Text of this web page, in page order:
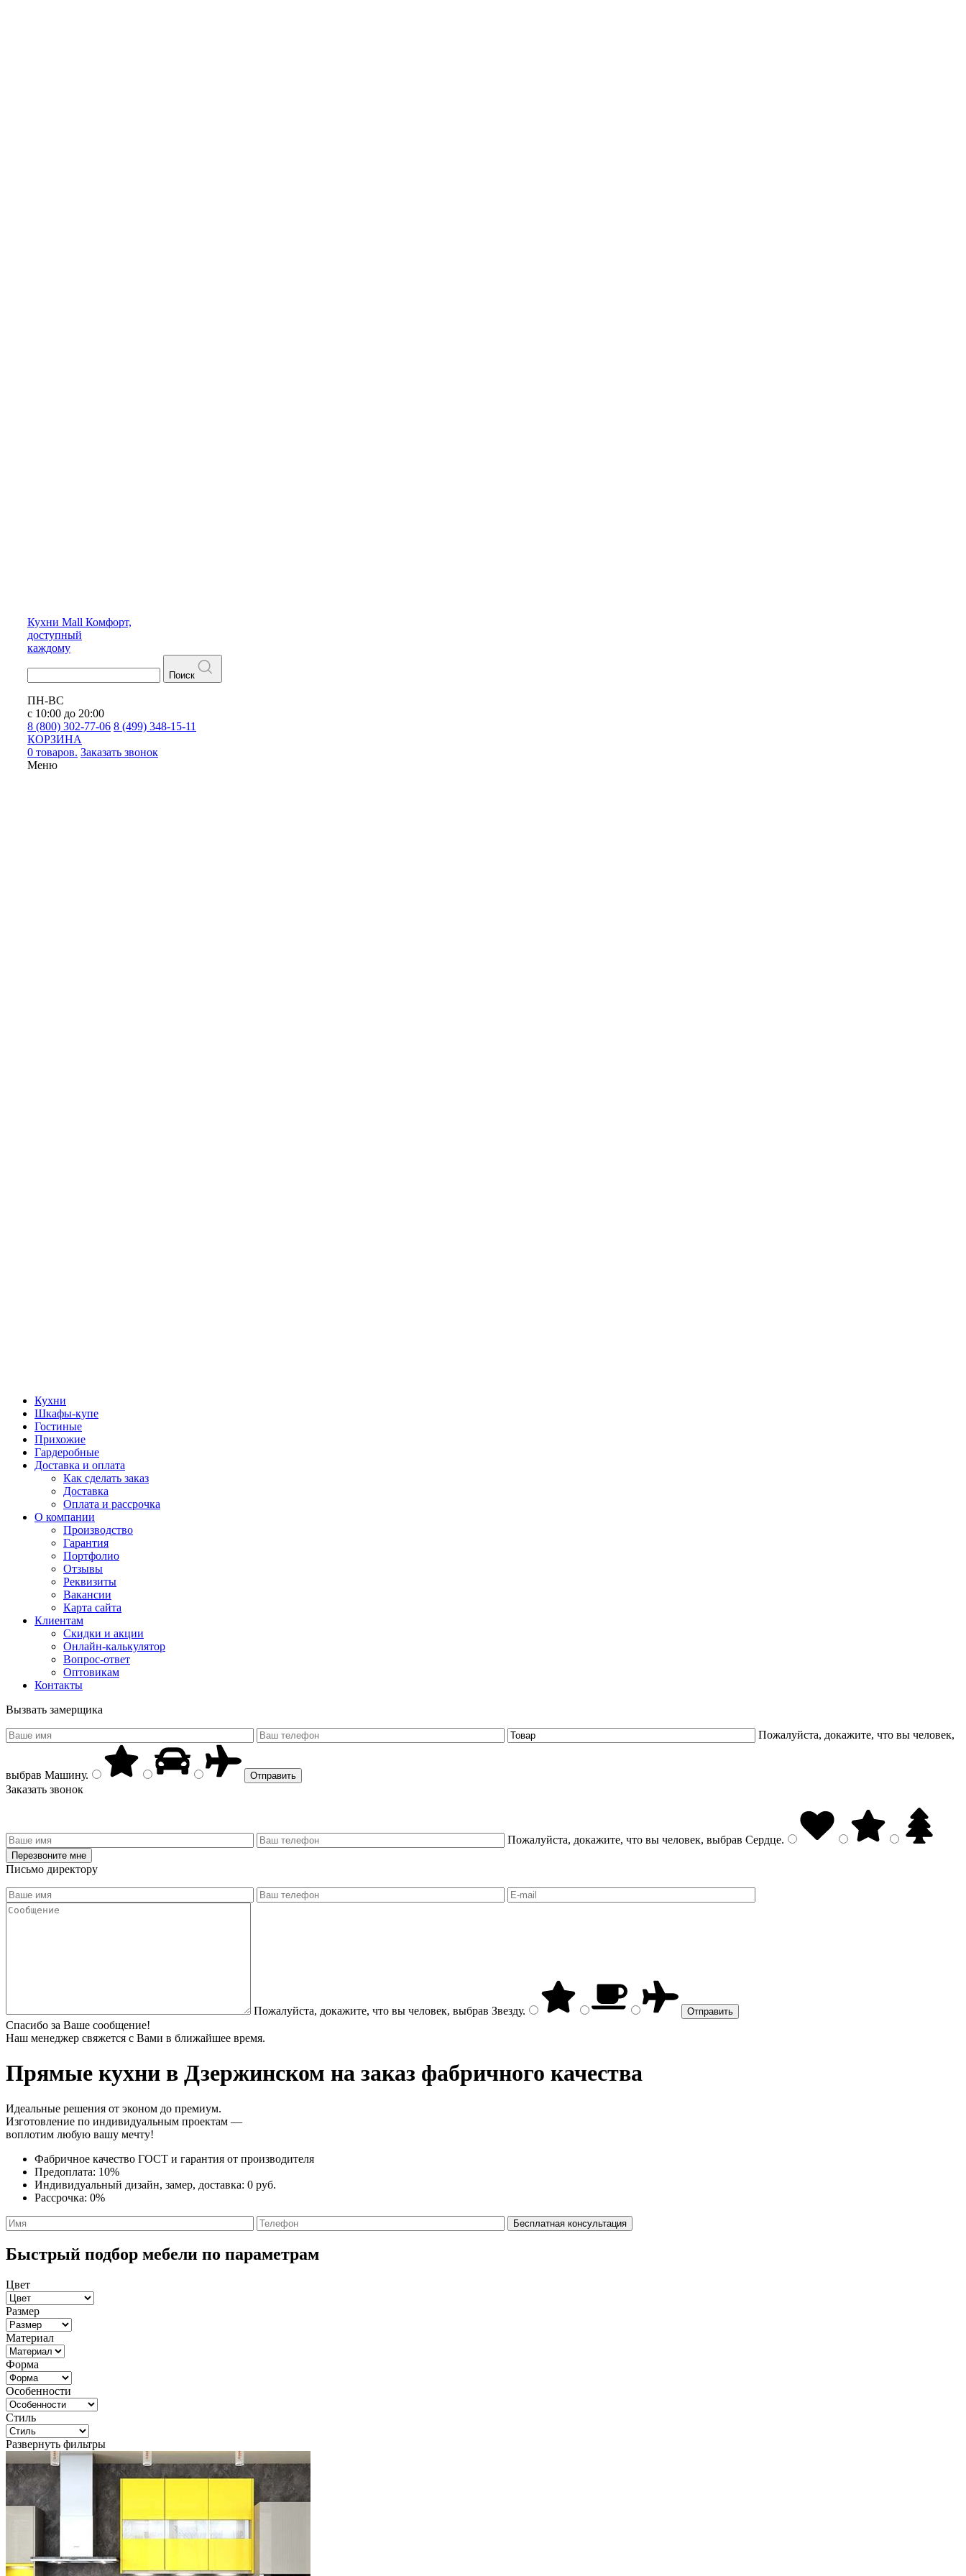
Кухни Mall Комфорт,
доступный
каждому
Поиск
ПН-ВС
с 10:00 до 20:00
8 (800) 302-77-06 8 (499) 348-15-11
КОРЗИНА
0 товаров. Заказать звонок
Меню
Кухни
Шкафы-купе
Гостиные
Прихожие
Гардеробные
Доставка и оплата
Как сделать заказ
Доставка
Оплата и рассрочка
О компании
Производство
Гарантия
Портфолио
Отзывы
Реквизиты
Вакансии
Карта сайта
Клиентам
Скидки и акции
Онлайн-калькулятор
Вопрос-ответ
Оптовикам
Контакты
Вызвать замерщика
Пожалуйста, докажите, что вы человек,
выбрав Машину.
Заказать звонок
Пожалуйста, докажите, что вы человек, выбрав Сердце.
Письмо директору
Пожалуйста, докажите, что вы человек, выбрав Звезду.
Спасибо за Ваше сообщение!
Наш менеджер свяжется с Вами в ближайшее время.
Прямые кухни в Дзержинском на заказ фабричного качества
Идеальные решения от эконом до премиум.
Изготовление по индивидуальным проектам —
воплотим любую вашу мечту!
Фабричное качество ГОСТ и гарантия от производителя
Предоплата: 10%
Индивидуальный дизайн, замер, доставка: 0 руб.
Рассрочка: 0%
Быстрый подбор мебели по параметрам
Цвет
Размер
Материал
Форма
Особенности
Стиль
Развернуть фильтры